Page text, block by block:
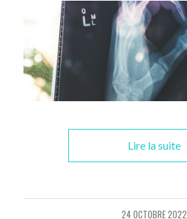
Lire la suite
24 OCTOBRE 2022